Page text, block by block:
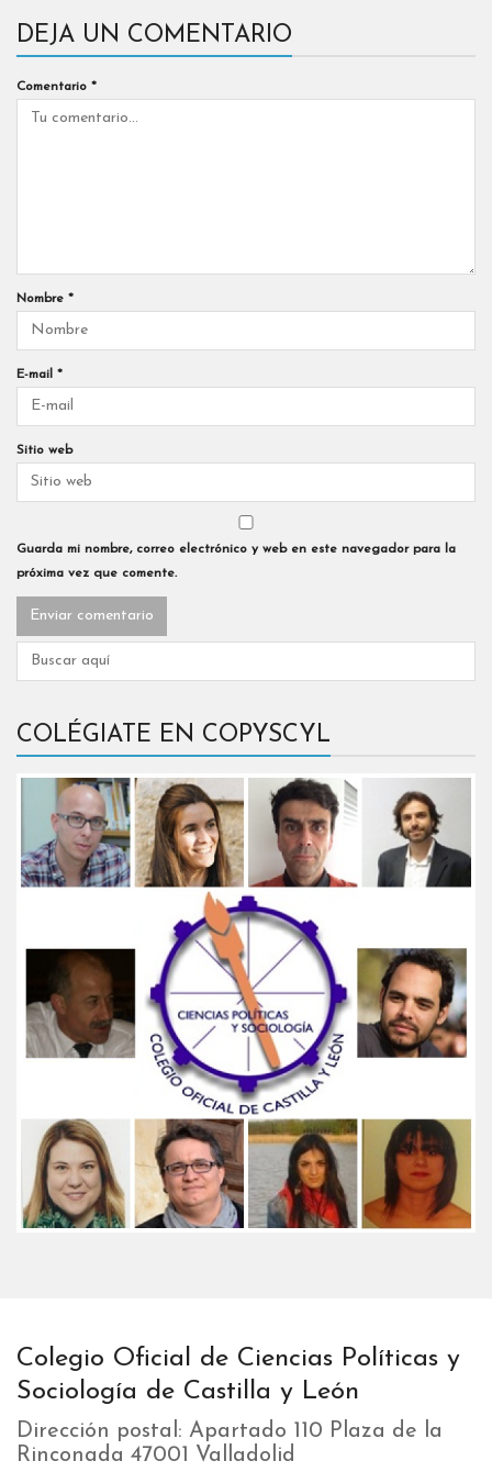
DEJA UN COMENTARIO
Comentario *
Nombre *
E-mail *
Sitio web
Guarda mi nombre, correo electrónico y web en este navegador para la
próxima vez que comente.
COLÉGIATE EN COPYSCYL
Colegio Oficial de Ciencias Políticas y
Sociología de Castilla y León
Dirección postal: Apartado 110 Plaza de la
Rinconada 47001 Valladolid